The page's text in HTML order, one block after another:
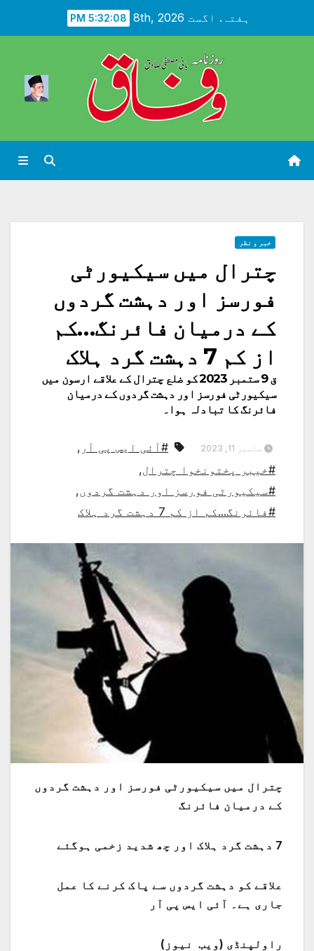
ہفتہ. اگست 8th, 2026 5:32:10 PM
خبر و نظر
چترال میں سیکیورٹی
فورسز اور دہشت گردوں
کے درمیان فائرنگ…کم
از کم 7 دہشت گرد ہلاک
ق 9 ستمبر 2023 کو ضلع چترال کے علاقے ارسون میں
سیکیورٹی فورسز اور دہشت گردوں کے درمیان
فائرنگ کا تبادلہ ہوا۔
ستمبر 11, 2023 #آئی ایس پی آر ,
#خیبر پختونخوا چترال,
#سیکیورٹی فورسز اور دہشت گردوں,
#فائرنگ...کم از کم 7 دہشت گرد ہلاک
چترال میں سیکیورٹی فورسز اور دہشت گردوں
کے درمیان فائرنگ
7 دہشت گرد ہلاک اور چھ شدید زخمی ہوگئے
علاقے کو دہشت گردوں سے پاک کرنے کا عمل
جاری ہے۔ آئی ایس پی آر
راولپنڈی (ویب نیوز)